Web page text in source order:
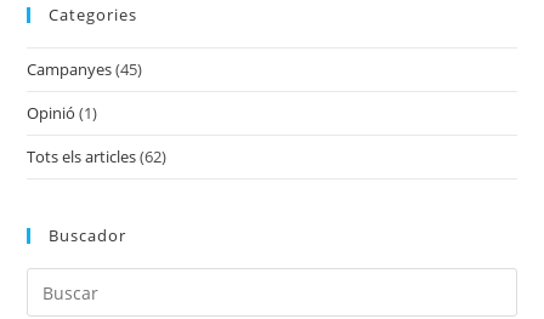
Categories
Campanyes(45)
Opinió (1)
Tots els articles(62)
Buscador